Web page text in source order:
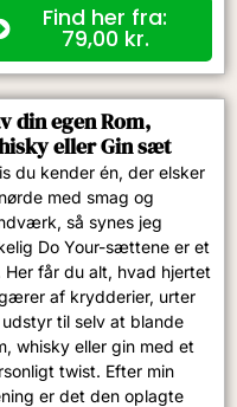
Find her fra:
79,00 kr.
din egen Rom,
eller Gin sæt
du kender én, der elsker
med smag og
så synes jeg
Do Your-sættene er et
Her får du alt, hvad hjertet
af krydderier, urter
til selv at blande
whisky eller gin med et
twist. Efter min
er det den oplagte